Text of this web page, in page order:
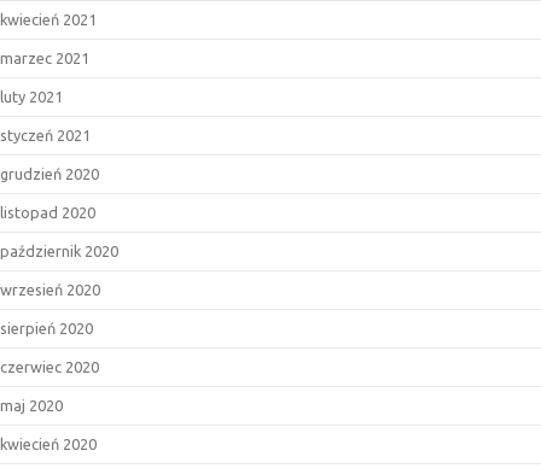
kwiecień 2021
marzec 2021
luty 2021
styczeń 2021
grudzień 2020
listopad 2020
październik 2020
wrzesień 2020
sierpień 2020
czerwiec 2020
maj 2020
kwiecień 2020